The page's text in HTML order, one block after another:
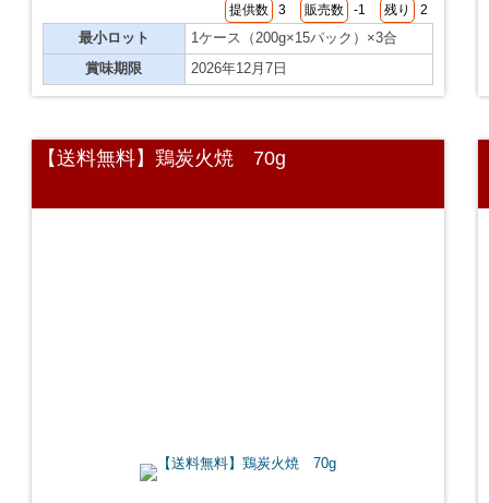
提供数 3 販売数 -1 残り 2
最小ロット
1ケース（200g×15パック）×3合
賞味期限
2026年12月7日
【送料無料】鶏炭火焼 70g